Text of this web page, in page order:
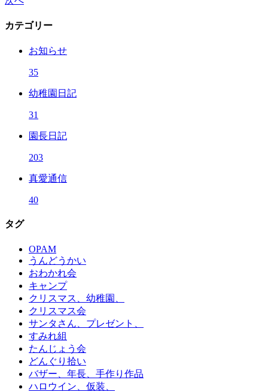
カテゴリー
お知らせ
35
幼稚園日記
31
園長日記
203
真愛通信
40
タグ
OPAM
うんどうかい
おわかれ会
キャンプ
クリスマス、幼稚園、
クリスマス会
サンタさん、プレゼント、
すみれ組
たんじょう会
どんぐり拾い
バザー、年長、手作り作品
ハロウイン、仮装、